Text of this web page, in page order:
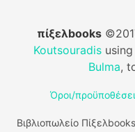
πίξελbooks
Koutsouradis
Bulma,
Όροι/
Βιβλιοπωλείο